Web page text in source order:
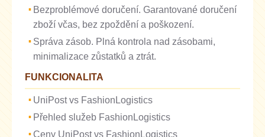
Bezproblémové doručení. Garantované doručení
zboží včas, bez zpoždění a poškození.
Správa zásob. Plná kontrola nad zásobami,
minimalizace zůstatků a ztrát.
FUNKCIONALITA
UniPost vs FashionLogistics
Přehled služeb FashionLogistics
Ceny UniPost vs FashionLogistics